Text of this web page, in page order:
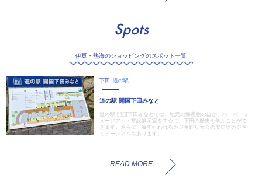
Spots
伊豆・熱海のショッピングのスポット一覧
下田 道の駅
道の駅 開国下田みなと
道の駅 開国下田みなとでは、地元の海産物のほか、ハーバーミ
ュージアム・常設展示室を中心に、下田の歴史を学ぶことがで
きます。さらに、毎年行われるカジキ釣り大会の歴史やカジキ
ミュージアムもあります。
READ MORE